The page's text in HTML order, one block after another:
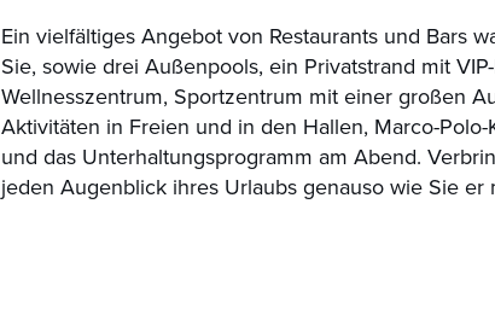
Ein vielfältiges Angebot von Restaurants und Bars
Sie, sowie drei Außenpools, ein Privatstrand mit
Wellnesszentrum, Sportzentrum mit einer großen
Aktivitäten in Freien und in den Hallen, Marco-
und das Unterhaltungsprogramm am Abend.
jeden Augenblick ihres Urlaubs genauso wie Sie er